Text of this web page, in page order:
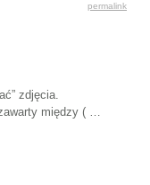
permalink
zdjęcia.
między ( …